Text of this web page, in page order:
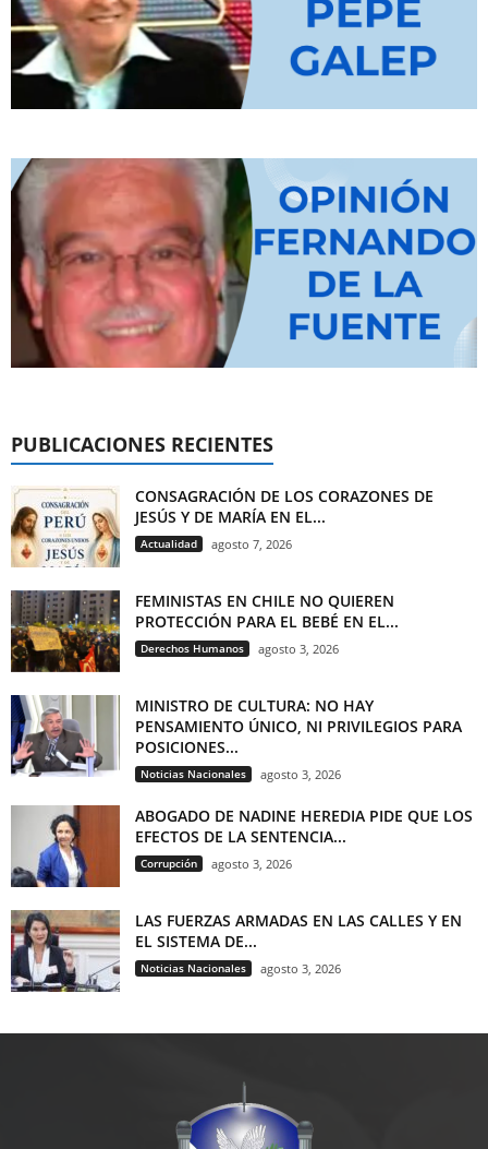
PUBLICACIONES RECIENTES
CONSAGRACIÓN DE LOS CORAZONES DE
JESÚS Y DE MARÍA EN EL...
Actualidad agosto 7, 2026
FEMINISTAS EN CHILE NO QUIEREN
PROTECCIÓN PARA EL BEBÉ EN EL...
Derechos Humanos agosto 3, 2026
MINISTRO DE CULTURA: NO HAY
PENSAMIENTO ÚNICO, NI PRIVILEGIOS PARA
POSICIONES...
Noticias Nacionales agosto 3, 2026
ABOGADO DE NADINE HEREDIA PIDE QUE LOS
EFECTOS DE LA SENTENCIA...
Corrupción agosto 3, 2026
LAS FUERZAS ARMADAS EN LAS CALLES Y EN
EL SISTEMA DE...
Noticias Nacionales agosto 3, 2026